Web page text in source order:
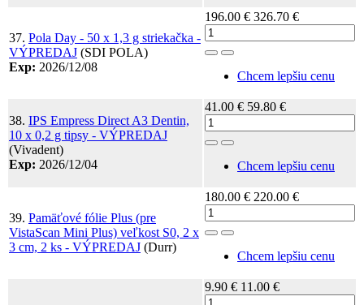
37. Pola Day - 50 x 1,3 g striekačka -
VÝPREDAJ (SDI POLA)
Exp: 2026/12/08
196.00 € 326.70 €
Toggle Dropdown
Chcem lepšiu cenu
38. IPS Empress Direct A3 Dentin,
10 x 0,2 g tipsy - VÝPREDAJ
(Vivadent)
Exp: 2026/12/04
41.00 € 59.80 €
Toggle Dropdown
Chcem lepšiu cenu
39. Pamäťové fólie Plus (pre
VistaScan Mini Plus) veľkost S0, 2 x
3 cm, 2 ks - VÝPREDAJ (Durr)
180.00 € 220.00 €
Toggle Dropdown
Chcem lepšiu cenu
9.90 € 11.00 €